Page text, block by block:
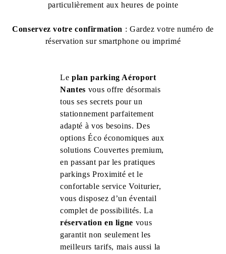
particulièrement aux heures de pointe
Conservez votre confirmation : Gardez votre numéro de
réservation sur smartphone ou imprimé
Leplan parking Aéroport
Nantes vous offre désormais
tous ses secrets pour un
stationnement parfaitement
adapté à vos besoins. Des
options Éco économiques aux
solutions Couvertes premium,
en passant par les pratiques
parkings Proximité et le
confortable service Voiturier,
vous disposez d’un éventail
complet de possibilités. La
réservation en ligne vous
garantit non seulement les
meilleurs tarifs, mais aussi la